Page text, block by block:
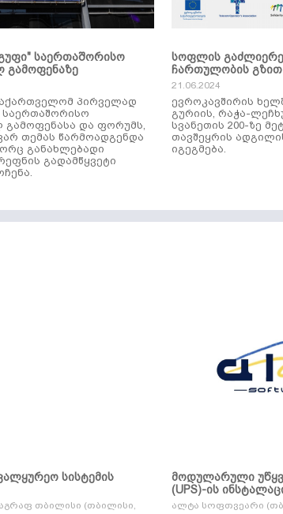
საერთაშორისო
გამოფენაზე
პირველად
საერთაშორისო
გამოფენასა და ფორუმს,
თემას წარმოადგენდა
განახლებადი
გადამწყვეტი
სოფლის
ჩართულობის გზით
21.06.2024
ევროკავშირის
გურიის, რაჭა-
სვანეთის 200-ზე
თავშეყრის
იგეგმება.
სისტემის
თბილისი (თბილისი,
მოდულარული
(UPS)-ის
ალტა სოფთვეარი